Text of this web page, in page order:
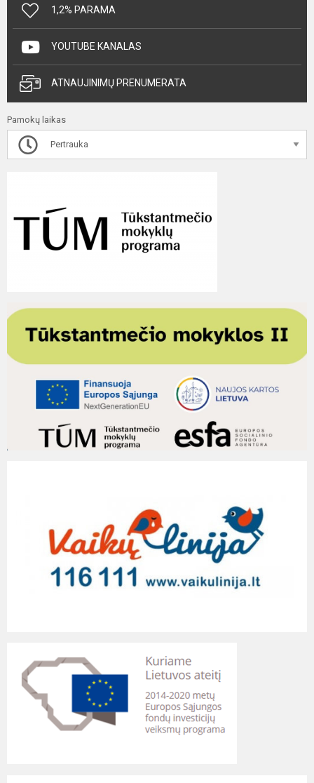
1,2% PARAMA
YOUTUBE KANALAS
ATNAUJINIMŲ PRENUMERATA
Pamokų laikas
Pertrauka